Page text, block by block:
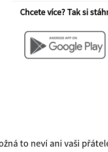
Chcete více? Tak si
to neví ani vaši